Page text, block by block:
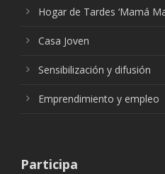
Hogar de Tardes ‘Mamá
Casa Joven
Sensibilización y difusión
Emprendimiento y empleo
Participa